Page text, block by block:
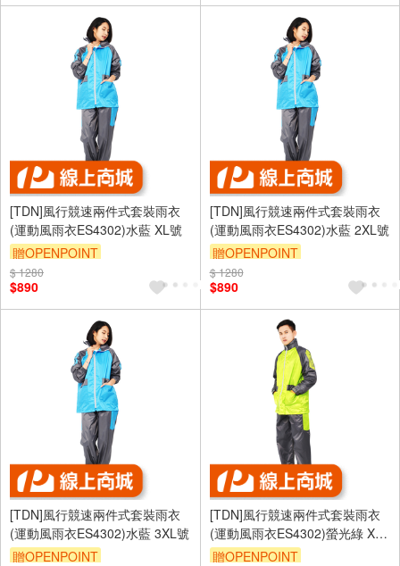
[TDN]風行競速兩件式套裝雨衣
(運動風雨衣ES4302)水藍 XL號
贈OPENPOINT
$ 1280
$890
[TDN]風行競速兩件式套裝雨衣
(運動風雨衣ES4302)水藍 2XL號
贈OPENPOINT
$ 1280
$890
[TDN]風行競速兩件式套裝雨衣
(運動風雨衣ES4302)水藍 3XL號
贈OPENPOINT
[TDN]風行競速兩件式套裝雨衣
(運動風雨衣ES4302)螢光綠 XL
號
贈OPENPOINT